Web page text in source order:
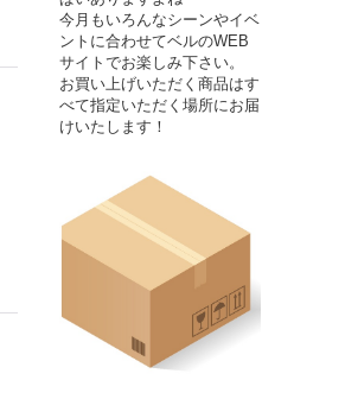
今月もいろんなシーンやイベ
ントに合わせてベルのWEB
サイトでお楽しみ下さい。
お買い上げいただく商品はす
べて指定いただく場所にお届
けいたします！